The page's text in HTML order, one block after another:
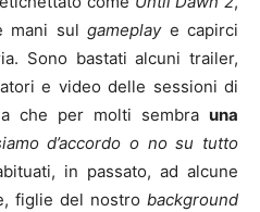
mani sulgameplaye capirci
Sono bastati alcuni trailer,
e video delle sessioni di
che per molti sembra una
d’accordo o no su tutto
in passato, ad alcune
figlie del nostro background